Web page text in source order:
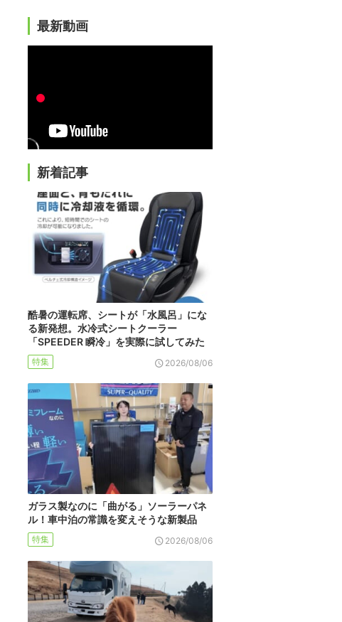
最新動画
新着記事
酷暑の運転席、シートが「水風呂」にな
る新発想。水冷式シートクーラー
「SPEEDER 瞬冷」を実際に試してみた
特集 2026/08/06
ガラス製なのに「曲がる」ソーラーパネ
ル！車中泊の常識を変えそうな新製品
特集 2026/08/06